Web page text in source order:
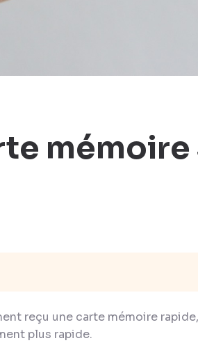
mémoire
reçu une carte mémoire
plus rapide.